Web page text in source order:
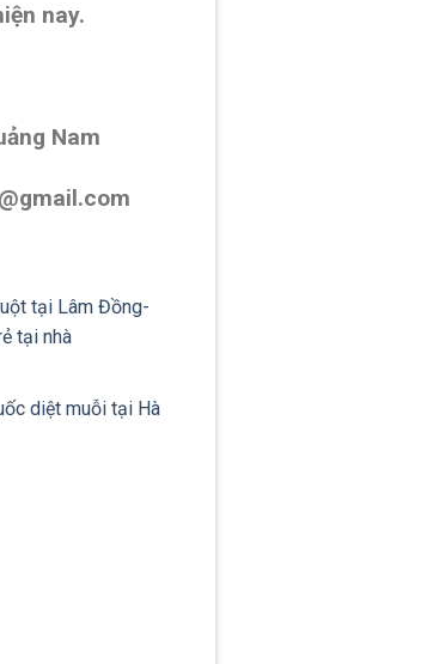
nay.
Nam
tại Lâm Đồng-
tại nhà
diệt muỗi tại Hà